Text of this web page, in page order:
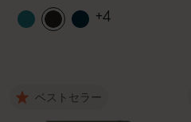
+4
ベストセラー